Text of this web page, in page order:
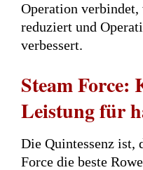
Operation
reduziert und
verbessert.
Steam Force:
Leistung für
Die Quintessenz ist,
Force die beste